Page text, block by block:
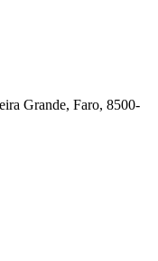
Grande, Faro, 8500-